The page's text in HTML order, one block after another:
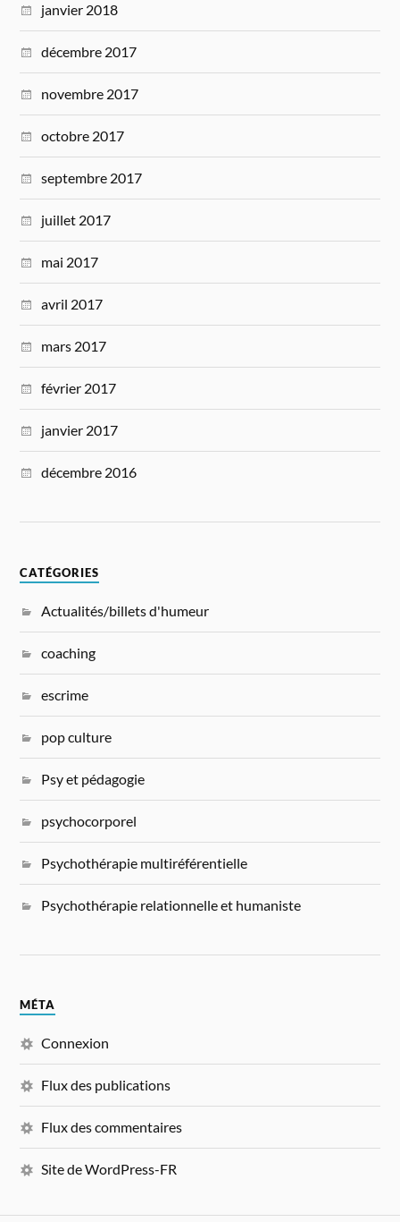
janvier 2018
décembre 2017
novembre 2017
octobre 2017
septembre 2017
juillet 2017
mai 2017
avril 2017
mars 2017
février 2017
janvier 2017
décembre 2016
CATÉGORIES
Actualités/billets d'humeur
coaching
escrime
pop culture
Psy et pédagogie
psychocorporel
Psychothérapie multiréférentielle
Psychothérapie relationnelle et humaniste
MÉTA
Connexion
Flux des publications
Flux des commentaires
Site de WordPress-FR